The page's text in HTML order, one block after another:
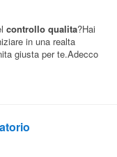
controllo qualita?Hai
in una realta
giusta per te.Adecco